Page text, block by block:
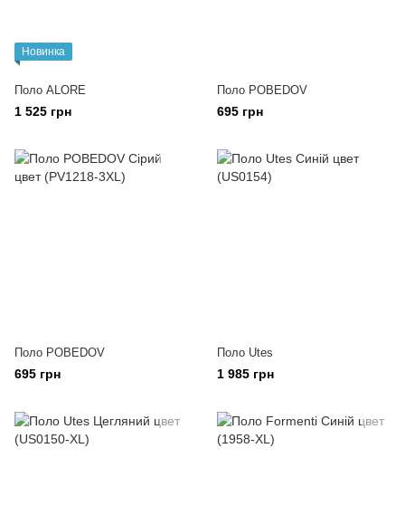
Новинка
Поло ALORE
1 525 грн
Поло POBEDOV
695 грн
Поло POBEDOV
695 грн
Поло Utes
1 985 грн